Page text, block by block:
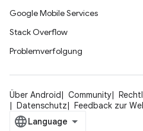
Google Mobile Services
Stack Overflow
Problemverfolgung
Über Android Community
Datenschutz
Feedback zur